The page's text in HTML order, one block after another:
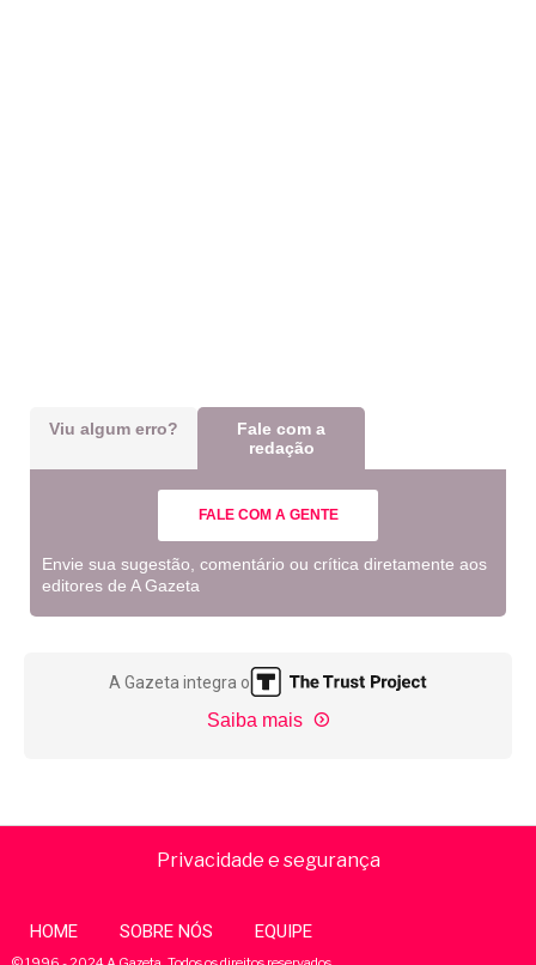
Viu algum erro?
Fale com a
redação
FALE COM A GENTE
Envie sua sugestão, comentário ou crítica diretamente aos
editores de A Gazeta
A Gazeta integra o
Saiba mais
Privacidade e segurança
HOME SOBRE NÓS EQUIPE